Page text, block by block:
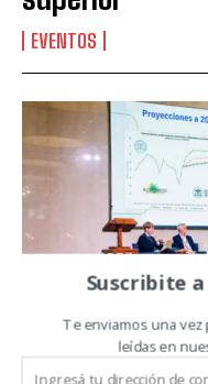
Leí y acepto la
EVENTOS
Suscribite
Te enviamos una
leídas en